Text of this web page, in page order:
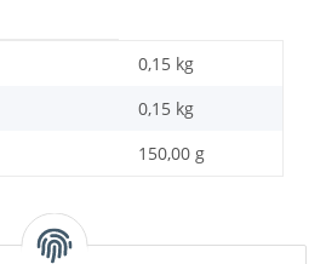
0,15 kg
0,15 kg
150,00 g